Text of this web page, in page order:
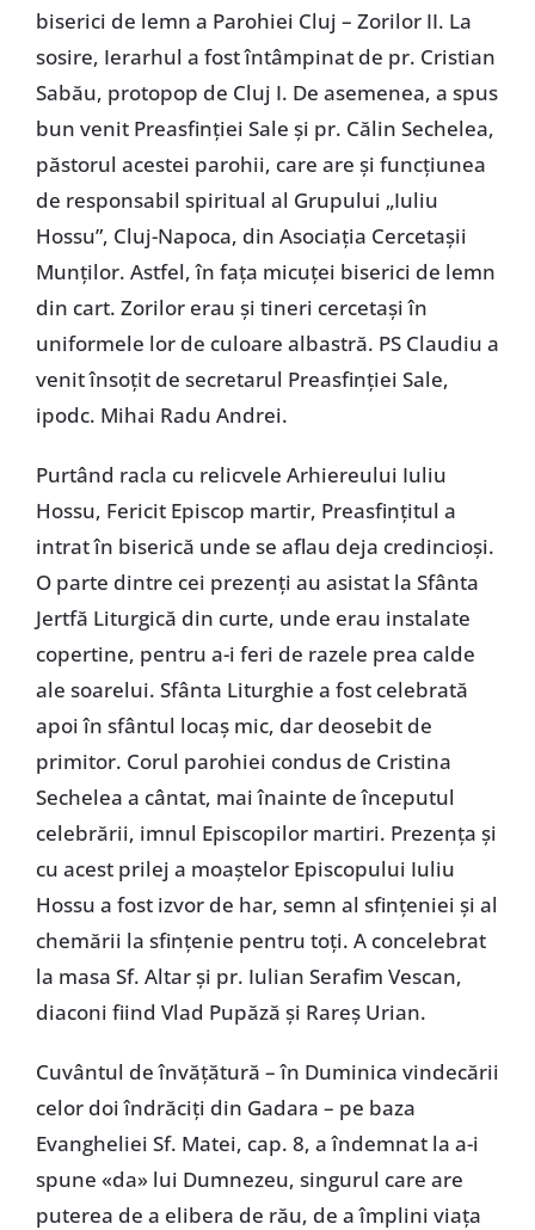
biserici de lemn a Parohiei Cluj – Zorilor II. La
sosire, Ierarhul a fost întâmpinat de pr. Cristian
Sabău, protopop de Cluj I. De asemenea, a spus
bun venit Preasfinției Sale și pr. Călin Sechelea,
păstorul acestei parohii, care are și funcțiunea
de responsabil spiritual al Grupului „Iuliu
Hossu”, Cluj-Napoca, din Asociația Cercetașii
Munților. Astfel, în fața micuței biserici de lemn
din cart. Zorilor erau și tineri cercetași în
uniformele lor de culoare albastră. PS Claudiu a
venit însoțit de secretarul Preasfinției Sale,
ipodc. Mihai Radu Andrei.
Purtând racla cu relicvele Arhiereului Iuliu
Hossu, Fericit Episcop martir, Preasfințitul a
intrat în biserică unde se aflau deja credincioși.
O parte dintre cei prezenți au asistat la Sfânta
Jertfă Liturgică din curte, unde erau instalate
copertine, pentru a-i feri de razele prea calde
ale soarelui. Sfânta Liturghie a fost celebrată
apoi în sfântul locaș mic, dar deosebit de
primitor. Corul parohiei condus de Cristina
Sechelea a cântat, mai înainte de începutul
celebrării, imnul Episcopilor martiri. Prezența și
cu acest prilej a moaștelor Episcopului Iuliu
Hossu a fost izvor de har, semn al sfințeniei și al
chemării la sfințenie pentru toți. A concelebrat
la masa Sf. Altar și pr. Iulian Serafim Vescan,
diaconi fiind Vlad Pupăză și Rareș Urian.
Cuvântul de învățătură – în Duminica vindecării
celor doi îndrăciți din Gadara – pe baza
Evangheliei Sf. Matei, cap. 8, a îndemnat la a-i
spune «da» lui Dumnezeu, singurul care are
puterea de a elibera de rău, de a împlini viața